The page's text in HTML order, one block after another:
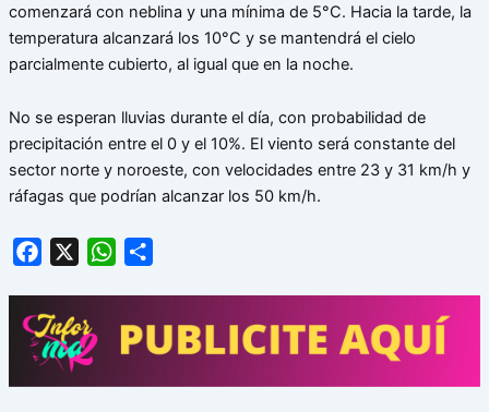
comenzará con neblina y una mínima de 5°C. Hacia la tarde, la
temperatura alcanzará los 10°C y se mantendrá el cielo
parcialmente cubierto, al igual que en la noche.
No se esperan lluvias durante el día, con probabilidad de
precipitación entre el 0 y el 10%. El viento será constante del
sector norte y noroeste, con velocidades entre 23 y 31 km/h y
ráfagas que podrían alcanzar los 50 km/h.
Facebook WhatsApp